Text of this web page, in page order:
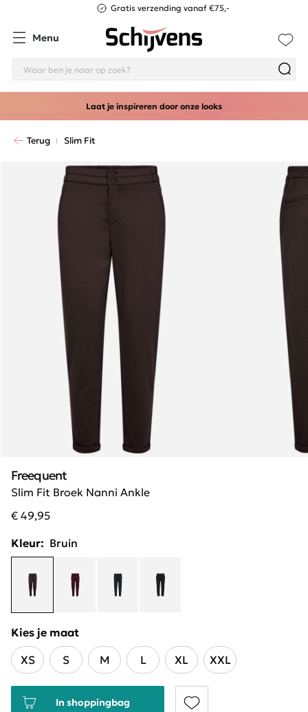
Gratis verzending vanaf €75,-
Menu
Laat je inspireren door onze looks
Terug Slim Fit
Slim Fit Broek Nanni Ankle
Freequent
€ 49,95
Kleur: Bruin
Kies je maat
XS
S M L XL XXL
In shoppingbag